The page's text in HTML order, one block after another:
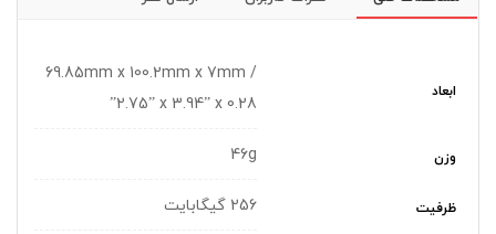
ابعاد
69.85mm x 100.2mm x 7mm /
2.75” x 3.94” x 0.28”
وزن 46g
ظرفیت 256 گیگابایت